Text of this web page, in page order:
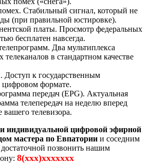
Стабильный сигнал, который не
(при правильной юстировке).
платы. Просмотр федеральных
бесплатен навсегда.
Два мультиплекса
телеканалов в стандартном качестве
Доступ к государственным
цифровом формате.
передач (EPG). Актуальная
телепередач на неделю вперед
вашего телевизора.
индивидуальной цифровой эфирной
мастера по Евпатории и соседним
позвонить нашим
8(xxx)xxxxxxx